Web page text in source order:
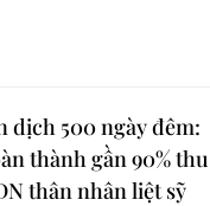
dịch 500 ngày đêm:
thành gần 90% thu
thân nhân liệt sỹ